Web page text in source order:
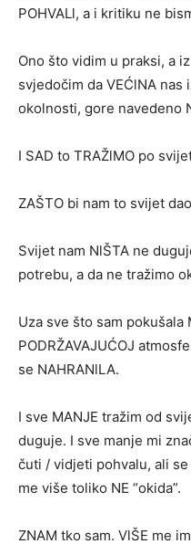
POHVALl, a i kritiku ne
Ono što vidim u praksi, a
svjedočim da VEĆlNA
okolnosti, gore navedeno
I SAD to TRAŽlMO po
ZAŠTO bi nam to svijet
Svijet nam NlŠTA ne
potrebu, a da ne tražimo
Uza sve što sam pokušala
PODRŽAVAJUĆOJ
se NAHRANlLA.
I sve MANJE tražim od
duguje. I sve manje mi
čuti / vidjeti pohvalu, ali se
me više toliko NE “okida”.
ZNAM tko sam. VlŠE me